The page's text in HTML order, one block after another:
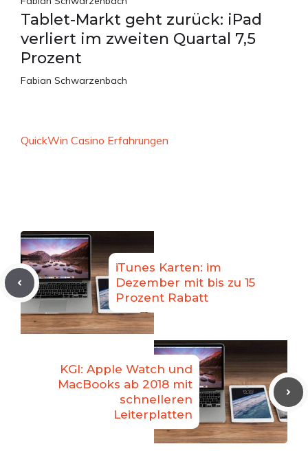
Tablet-Markt geht zurück: iPad
verliert im zweiten Quartal 7,5
Prozent
Fabian Schwarzenbach
QuickWin Casino Erfahrungen
iTunes Karten: im
Dezember mit bis zu 15
Prozent Rabatt
KGI: Apple Watch und
MacBooks ab 2018 mit
schnelleren
Leiterplatten